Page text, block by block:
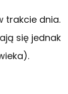
trakcie dnia.
się jednak